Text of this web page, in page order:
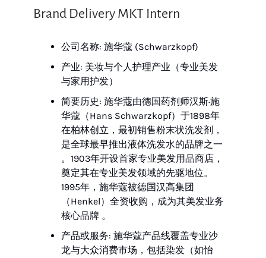
Brand Delivery MKT Intern
公司名称: 施华蔻 (Schwarzkopf)
产业: 美妆与个人护理产业（专业美发
与家用护发）
简要历史: 施华蔻由德国药剂师汉斯·施
华蔻（Hans Schwarzkopf）于1898年
在柏林创立，最初销售粉末状洗发剂，
是全球最早推出液体洗发水的品牌之一
。1903年开设首家专业美发用品商店，
奠定其在专业美发领域的先驱地位。
1995年，施华蔻被德国汉高集团
（Henkel）全资收购，成为其美发业务
核心品牌 。
产品或服务: 施华蔻产品线覆盖专业沙
龙与大众消费市场，包括染发（如怡